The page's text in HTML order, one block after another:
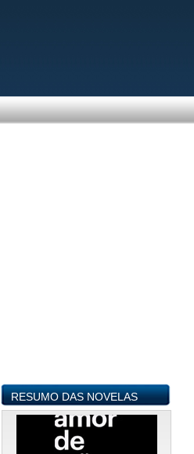
RESUMO DAS NOVELAS